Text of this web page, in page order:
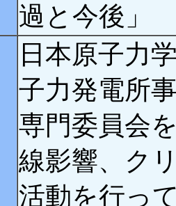
過と今後」
日本原子力
子力発電所
専門委員会
線影響、ク
活動を行っ